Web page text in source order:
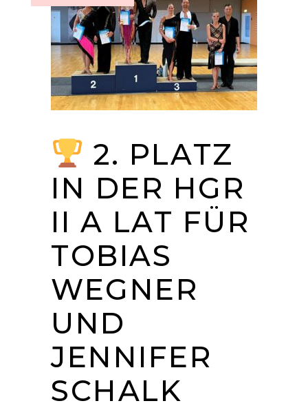
2. PLATZ
IN DER HGR
II A LAT FÜR
TOBIAS
WEGNER
UND
JENNIFER
SCHALK